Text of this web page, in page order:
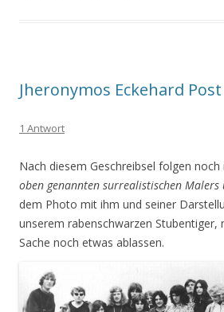
Jheronymos Eckehard Post
1 Antwort
Nach diesem Geschreibsel folgen
oben genannten surrealistischen
dem Photo mit ihm und seiner
unserem rabenschwarzen Stubentiger,
Sache noch etwas ablassen.